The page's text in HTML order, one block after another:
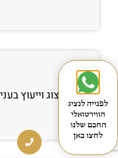
ייצוג וייעוץ
לפנייה לנציג
הווירטואלי
החכם שלנו
לחצו כאן